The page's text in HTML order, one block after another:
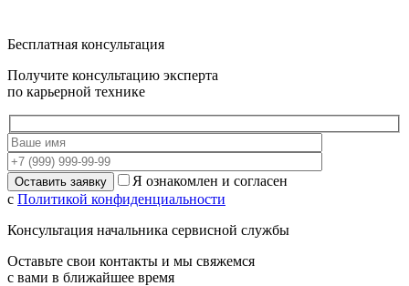
Бесплатная консультация
Получите консультацию эксперта
по карьерной технике
Я ознакомлен и согласен
с Политикой конфиденциальности
Консультация начальника сервисной службы
Оставьте свои контакты и мы свяжемся
с вами в ближайшее время